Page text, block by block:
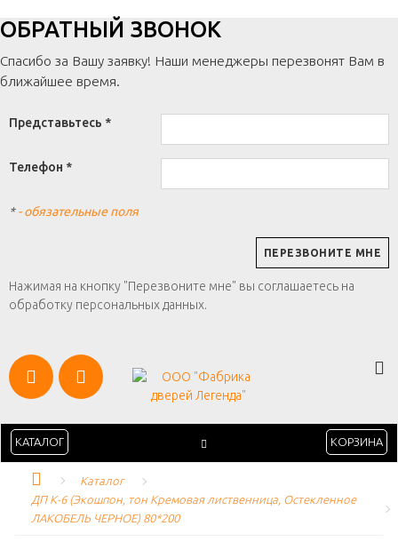
ОБРАТНЫЙ ЗВОНОК
Спасибо за Вашу заявку! Наши менеджеры перезвонят Вам в
ближайшее время.
Представьтесь *
Телефон *
*- обязательные поля
Нажимая на кнопку "Перезвоните мне" вы соглашаетесь на
обработку персональных данных.
КАТАЛОГ КОРЗИНА
Каталог
ДП K-6 (Экошпон, тон Кремовая лиственница, Остекленное
ЛАКОБЕЛЬ ЧЕРНОЕ) 80*200